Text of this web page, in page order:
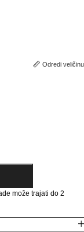
Odredi veličinu
može trajati do 2